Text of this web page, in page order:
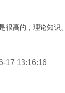
很高的，理论知识
17 13:16:16